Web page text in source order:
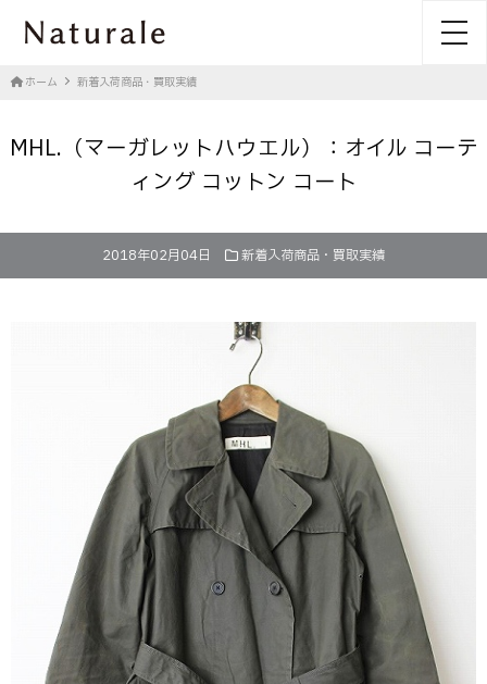
ホーム 新着入荷商品・買取実績
MHL.（マーガレットハウエル）：オイル コーテ
ィング コットン コート
2018年02月04日 新着入荷商品・買取実績